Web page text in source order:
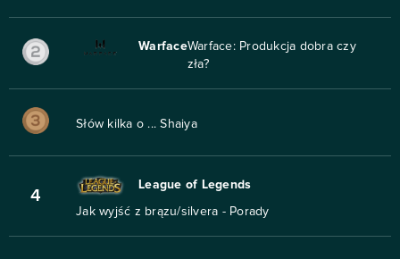
WarfaceWarface: Produkcja dobra czy
zła?
Słów kilka o ... Shaiya
4
League of Legends
Jak wyjść z brązu/silvera - Porady